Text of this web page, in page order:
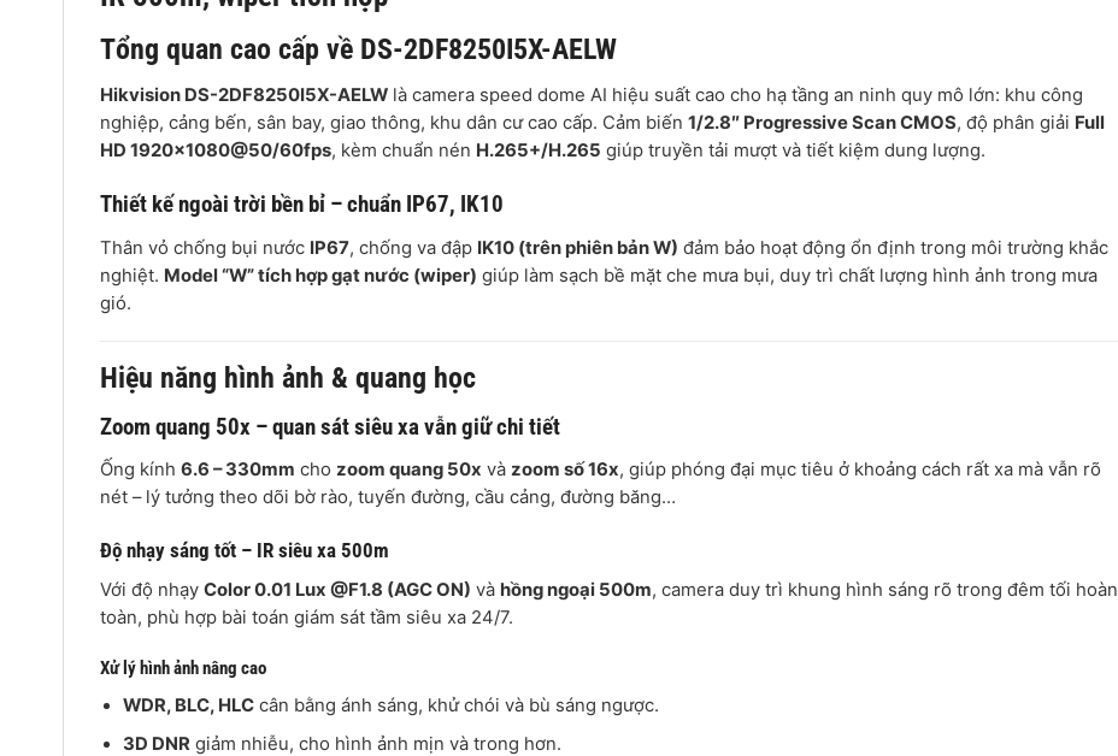
Tổng quan cao cấp về DS-2DF8250I5X-AELW
Hikvision DS-2DF8250I5X-AELW là camera speed dome AI hiệu suất cao cho hạ tầng an ninh quy mô lớn: khu công
nghiệp, cảng bến, sân bay, giao thông, khu dân cư cao cấp. Cảm biến 1/2.8″ Progressive Scan CMOS, độ phân giải Full
HD 1920×1080@50/60fps, kèm chuẩn nén H.265+/H.265 giúp truyền tải mượt và tiết kiệm dung lượng.
Thiết kế ngoài trời bền bỉ – chuẩn IP67, IK10
Thân vỏ chống bụi nước IP67, chống va đập IK10 (trên phiên bản W) đảm bảo hoạt động ổn định trong môi trường khắc
nghiệt. Model “W” tích hợp gạt nước (wiper) giúp làm sạch bề mặt che mưa bụi, duy trì chất lượng hình ảnh trong mưa
gió.
Hiệu năng hình ảnh & quang học
Zoom quang 50x – quan sát siêu xa vẫn giữ chi tiết
Ống kính 6.6 – 330mm cho zoom quang 50x và zoom số 16x, giúp phóng đại mục tiêu ở khoảng cách rất xa mà vẫn rõ
nét – lý tưởng theo dõi bờ rào, tuyến đường, cầu cảng, đường băng…
Độ nhạy sáng tốt – IR siêu xa 500m
Với độ nhạy Color 0.01 Lux @F1.8 (AGC ON) và hồng ngoại 500m, camera duy trì khung hình sáng rõ trong đêm tối hoàn
toàn, phù hợp bài toán giám sát tầm siêu xa 24/7.
Xử lý hình ảnh nâng cao
WDR, BLC, HLC cân bằng ánh sáng, khử chói và bù sáng ngược.
3D DNR giảm nhiễu, cho hình ảnh mịn và trong hơn.